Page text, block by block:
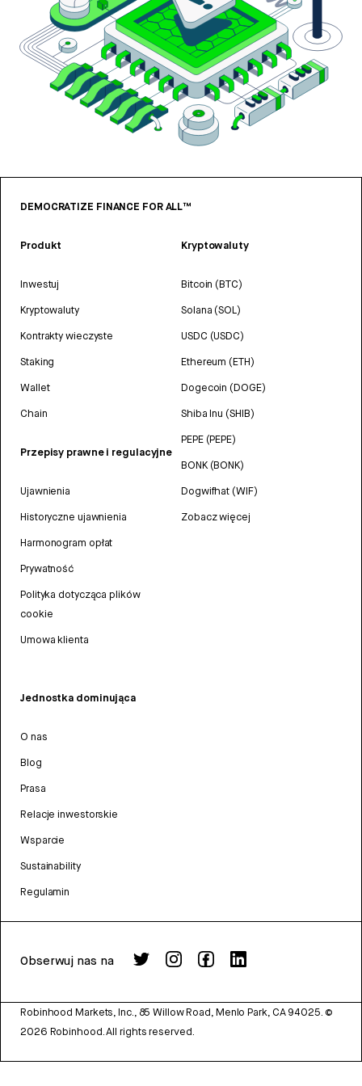
DEMOCRATIZE FINANCE FOR ALL™
Produkt
Inwestuj
Kryptowaluty
Kontrakty wieczyste
Staking
Wallet
Chain
Przepisy prawne i regulacyjne
Ujawnienia
Historyczne ujawnienia
Harmonogram opłat
Prywatność
Polityka dotycząca plików
cookie
Umowa klienta
Kryptowaluty
Bitcoin (BTC)
Solana (SOL)
USDC (USDC)
Ethereum (ETH)
Dogecoin (DOGE)
Shiba Inu (SHIB)
PEPE (PEPE)
BONK (BONK)
Dogwifhat (WIF)
Zobacz więcej
Jednostka dominująca
O nas
Blog
Prasa
Relacje inwestorskie
Wsparcie
Sustainability
Regulamin
Obserwuj nas na
Robinhood Markets, Inc., 85 Willow Road, Menlo Park, CA 94025. ©
2026 Robinhood. All rights reserved.